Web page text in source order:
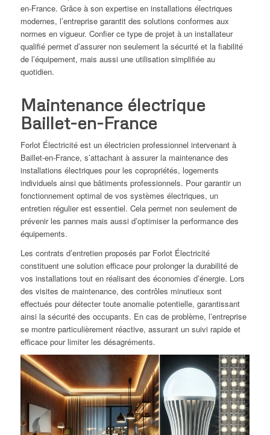
en-France. Grâce à son expertise en installations électriques
modernes, l’entreprise garantit des solutions conformes aux
normes en vigueur. Confier ce type de projet à un installateur
qualifié permet d’assurer non seulement la sécurité et la fiabilité
de l’équipement, mais aussi une utilisation simplifiée au
quotidien.
Maintenance électrique
Baillet-en-France
Forlot Électricité est un électricien professionnel intervenant à
Baillet-en-France, s’attachant à assurer la maintenance des
installations électriques pour les copropriétés, logements
individuels ainsi que bâtiments professionnels. Pour garantir un
fonctionnement optimal de vos systèmes électriques, un
entretien régulier est essentiel. Cela permet non seulement de
prévenir les pannes mais aussi d’optimiser la performance des
équipements.
Les contrats d’entretien proposés par Forlot Électricité
constituent une solution efficace pour prolonger la durabilité de
vos installations tout en réalisant des économies d’énergie. Lors
des visites de maintenance, des contrôles minutieux sont
effectués pour détecter toute anomalie potentielle, garantissant
ainsi la sécurité des occupants. En cas de problème, l’entreprise
se montre particulièrement réactive, assurant un suivi rapide et
efficace pour limiter les désagréments.